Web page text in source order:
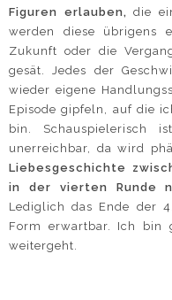
Figuren erlauben, die
werden diese übrigens
Zukunft oder die
gesät. Jedes der
wieder eigene
Episode gipfeln, auf die
bin. Schauspielerisch
unerreichbar, da wird
Liebesgeschichte
in der vierten Runde
Lediglich das Ende der
Form erwartbar. Ich bin
weitergeht.